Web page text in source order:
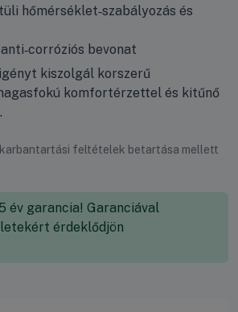
hőmérséklet‑szabályozás és
bevonat
kiszolgál korszerű
komfortérzettel és kitűnő
feltételek betartása mellett
5 év garancia! Garanciával
érdeklődjön